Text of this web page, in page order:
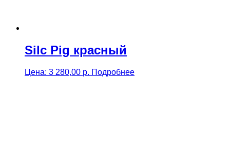
Silc Pig красный
Цена: 3 280,00 р. Подробнее